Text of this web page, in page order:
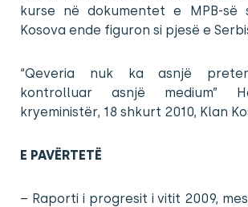
kurse në dokumentet e MPB-së
Kosova ende figuron si pjesë e
“Qeveria nuk ka asnjë
kontrolluar asnjë medium”
kryeministër, 18 shkurt 2010, Klan
E PAVËRTETË
– Raporti i progresit i vitit 2009,